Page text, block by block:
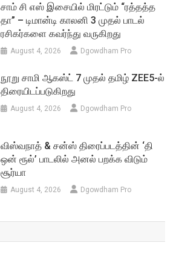
சாம் சி எஸ் இசையில் மிரட்டும் “ரத்தத்த
தா” – டிமான்டி காலனி 3 முதல் பாடல்
ரசிகர்களை கவர்ந்து வருகிறது
August 4, 2026 Dgowdham Pro
நூறு சாமி ஆகஸ்ட் 7 முதல் தமிழ் ZEE5-ல்
திரையிடப்படுகிறது
August 4, 2026 Dgowdham Pro
விஸ்வநாத் & சன்ஸ் திரைப்படத்தின் ‘தி
ஒன் ரூல்’ பாடலில் அனல் பறக்க விடும்
சூர்யா
August 4, 2026 Dgowdham Pro